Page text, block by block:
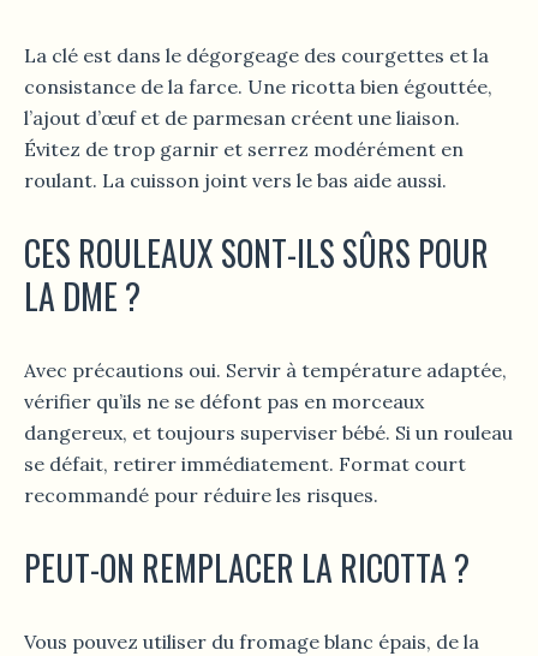
La clé est dans le dégorgeage des courgettes et la
consistance de la farce. Une ricotta bien égouttée,
l’ajout d’œuf et de parmesan créent une liaison.
Évitez de trop garnir et serrez modérément en
roulant. La cuisson joint vers le bas aide aussi.
CES ROULEAUX SONT-ILS SÛRS POUR
LA DME ?
Avec précautions oui. Servir à température adaptée,
vérifier qu’ils ne se défont pas en morceaux
dangereux, et toujours superviser bébé. Si un rouleau
se défait, retirer immédiatement. Format court
recommandé pour réduire les risques.
PEUT-ON REMPLACER LA RICOTTA ?
Vous pouvez utiliser du fromage blanc épais, de la